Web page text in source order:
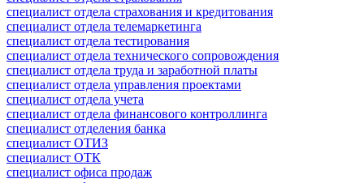
специалист отдела страхования и кредитования
специалист отдела телемаркетинга
специалист отдела тестирования
специалист отдела технического сопровождения
специалист отдела труда и заработной платы
специалист отдела управления проектами
специалист отдела учета
специалист отдела финансового контроллинга
специалист отделения банка
специалист ОТИЗ
специалист ОТК
специалист офиса продаж